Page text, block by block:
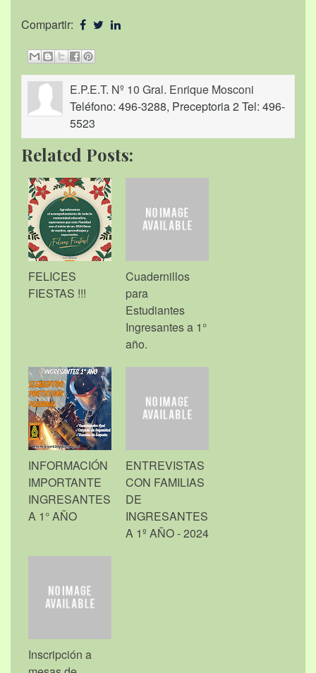
Compartir:
E.P.E.T. Nº 10 Gral. Enrique Mosconi
Teléfono: 496-3288, Preceptoria 2 Tel: 496-
5523
Related Posts:
FELICES
FIESTAS !!!
Cuadernillos
para
Estudiantes
Ingresantes a 1°
año.
INFORMACIÓN
IMPORTANTE
INGRESANTES
A 1° AÑO
ENTREVISTAS
CON FAMILIAS
DE
INGRESANTES
A 1º AÑO - 2024
Inscripción a